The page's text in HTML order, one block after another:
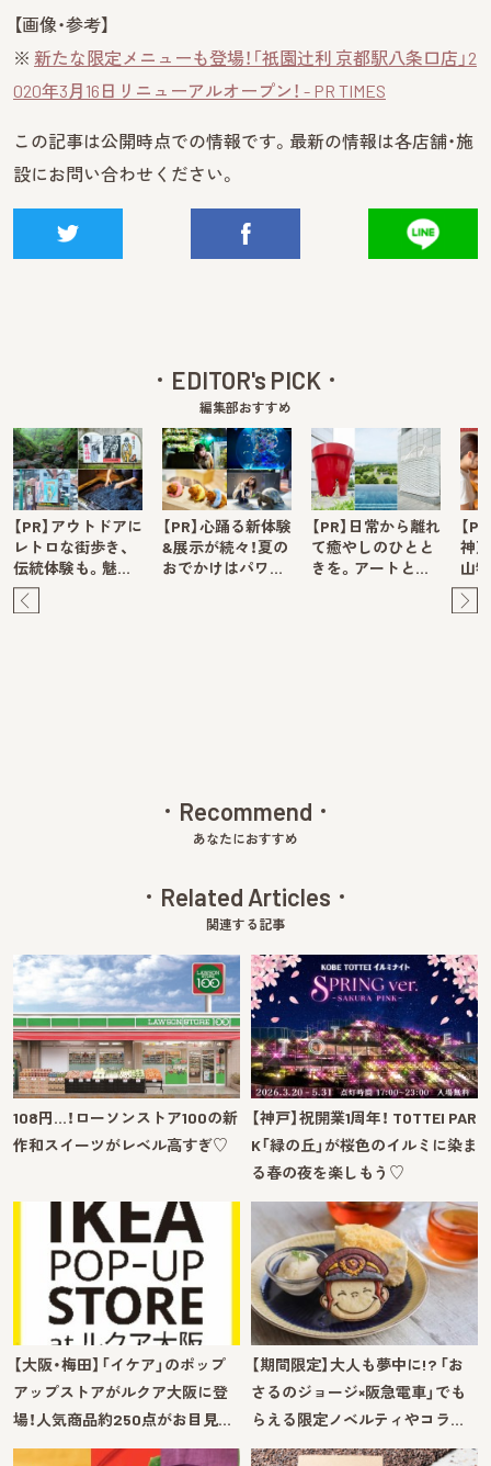
【画像・参考】
※ 新たな限定メニューも登場！「祇園辻利 京都駅八条口店」2
020年3月16日リニューアルオープン！ - PR TIMES
この記事は公開時点での情報です。最新の情報は各店舗・施
設にお問い合わせください。
EDITOR's PICK
編集部おすすめ
【PR】アウトドアに
レトロな街歩き、
伝統体験も。魅…
【PR】心踊る新体験
&展示が続々！夏の
おでかけはパワ…
【PR】日常から離れ
て癒やしのひとと
きを。アートと…
【
神
山
Recommend
あなたにおすすめ
Related Articles
関連する記事
108円…！ローソンストア100の新
作和スイーツがレベル高すぎ♡
【神戸】祝開業1周年！ TOTTEI PAR
K「緑の丘」が桜色のイルミに染ま
る春の夜を楽しもう♡
【大阪・梅田】「イケア」のポップ
アップストアがルクア大阪に登
場！人気商品約250点がお目見…
【期間限定】大人も夢中に!? 「お
さるのジョージ×阪急電車」でも
らえる限定ノベルティやコラ…